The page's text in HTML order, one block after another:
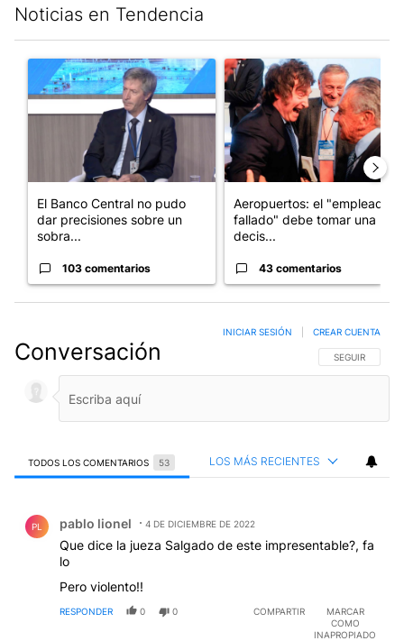
Noticias en Tendencia
Un artículo de tendencia con el título "El Banco Central no
El Banco Central no pudo
dar precisiones sobre un
sobra...
103 comentarios
Un artículo de tendencia con
Aeropuertos: el "empleado
fallado" debe tomar una
decis...
43 comentarios
Conversación SIGA ESTA
SEGUIR
INICIAR SESIÓN CREAR CUENTA
TODOS LOS COMENTARIOS 53 LOS MÁS RECIENTES
PL pablo lionel 4 DE DICIEMBRE DE 2022
Que dice la jueza Salgado de este impresentable?, fa
lo
Pero violento!!
RESPONDER 0 0 COMPARTIR
MARCAR
COMO
INAPROPIADO